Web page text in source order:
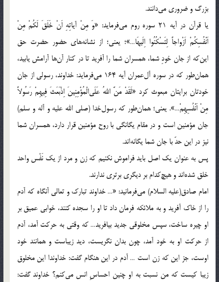
بزرگ و ضروري مي‌دانند.
يا قرآن در آيه 21 سوره روم مي‌فرمايد: «وَ مِنْ آياتِهِ اَنْ خَلَقَ لَکُمْ مِنْ
اَنْفُسِکُمْ اَزْواجاً لِتَسْکُنُوا اِلَيهَا…»؛ يعني؛ از نشانه‌هاي حضور حضرت حق
اين‌که از جان خودِ شما، همسران شما را آفريد تا در کنار آن‌ها آرامش يابيد،
همان‌طور که در سوره آل‌عمران آيه 164 مي‌فرمايد: خداوند، رسولي از جان
خودتان برايتان مبعوث کرد «لَقَدْ مَنَّ اللهُ عَلَي‌الْمُؤْمِنِينَ اِذْبَعَثَ فِيهِمْ رَسُولاً
مِنْ اَنْفُسِهِمْ…». يعني؛ همان‌طور كه رسول‌خدا (صلي الله عليه و آله و سلم)
جان مؤمنين است و در مقام يگانگي با روح مؤمنين قرار دارد، همسران شما
نيز در اين حدّ با جان شما يگانه‌اند.
پس به عنوان يك اصل بايد فراموش نکنيم که زن و مرد از يک نَفْس واحد
خلق شده‌اند و هيچ‌کدام بر ديگري برتري ندارند.
امام صادق(عليه السلام) مي‌فرمانيد: «… خداوند تبارک و تعالي آنگاه که آدم
را از خاک آفريد و به ملائکه فرمان داد تا او را سجده کنند، خوابي عميق بر
او چيره ساخت، سپس مخلوقي جديد بيافريد… که وقتي به حرکت آمد، آدم
از حرکت او به ‌خود آمد، چون بدان نگريست، ديد زيباست و همانند خود
اوست، جز اين‌ که زن است … آدم در اين هنگام گفت: خداوندا اين مخلوق
زيبا کيست که من نسبت به او چنين احساسِ انس مي‌کنم؟ خداوند گفت: